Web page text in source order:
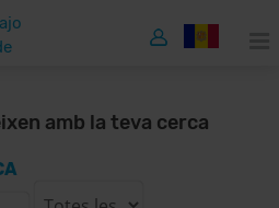
amb la teva cerca